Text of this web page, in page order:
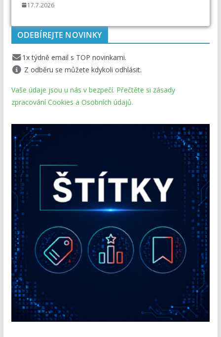
17.7.2026
ODEBÍREJTE NOVINKY
1x týdně email s TOP novinkami.
Z odběru se můžete kdykoli odhlásit.
Vaše údaje jsou u nás v bezpečí. Přečtěte si zásady
zpracování Cookies a Osobních údajů.